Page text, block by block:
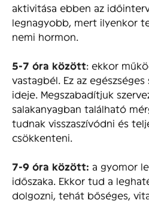
aktivitása ebben az
legnagyobb, mert ilyenkor
nemi hormon.
5-7 óra között: ekkor
vastagbél. Ez az
ideje. Megszabadítjuk
salakanyagban található
tudnak visszaszívódni és
csökkenteni.
7-9 óra között: a gyomor
időszaka. Ekkor tud a
dolgozni, tehát bőséges,